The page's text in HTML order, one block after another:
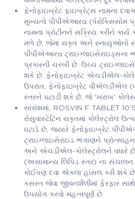
ફેનોફાઇબ્રેટ ફાઇબ્રેટ્સ નામના
મુખ્યત્વે પીપીએઆરα (પેરોક્સિસોમ
નામના પ્રોટીનને સક્રિય કરીને
મળે છે, જેમાં યકૃત અને સ્નાયુઓનો
પીપીએઆરα ટ્રાઇગ્લાઇસેરાઇડ્સના
પ્રકારની ચરબી છે. ઉચ્ચ
શકે છે. ફેનોફાઇબ્રેટ એચડીએલ-
ઉપરાંત, ફેનોફાઇબ્રેટ વીએલડીએલ
સ્તરને ઘટાડી શકે છે, જે 'ખરાબ'
સારાંશમાં, ROSVIN F TABLET 10'S
રોસુવાસ્ટેટિન યકૃતમાં કોલેસ્ટ્રોલ
ઘટાડે છે, જ્યારે ફેનોફાઇબ્રેટ
ટ્રાઇગ્લાઇસેરાઇડ ભંગાણને
અને એચડીએલ-કોલેસ્ટ્રોલને વધારે
(અસામાન્ય લિપિડ સ્તર) ના
કોઈપણ દવા એકલા હાંસલ કરી શકે
કસરત જેવા જીવનશૈલીમાં ફેરફાર સાથે
ઉપયોગ કરવો મહત્વપૂર્ણ છે.